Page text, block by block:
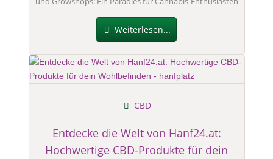
Weiterlesen...
Entdecke die Welt von Hanf24.at:
Hochwertige CBD-Produkte für dein
CBD